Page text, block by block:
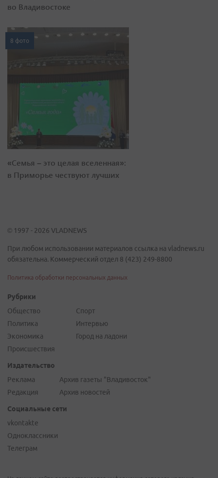
во Владивостоке
8 фото
«Семья – это целая вселенная»:
в Приморье чествуют лучших
© 1997 - 2026 VLADNEWS
При любом использовании материалов ссылка на vladnews.ru
обязательна. Коммерческий отдел 8 (423) 249-8800
Политика обработки персональных данных
Рубрики
Общество
Политика
Экономика
Происшествия
Спорт
Интервью
Город на ладони
Издательство
Реклама
Редакция
Архив газеты "Владивосток"
Архив новостей
Социальные сети
vkontakte
Одноклассники
Телеграм